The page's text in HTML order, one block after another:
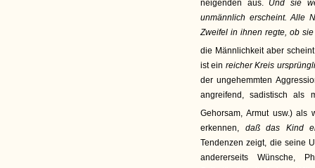
neigenden aus. Und sie
unmännlich erscheint. Alle
Zweifel in ihnen regte, ob
die Männlichkeit aber
ist ein reicher Kreis
der ungehemmten
angreifend, sadistisch als
Gehorsam, Armut usw.) als
erkennen, daß das Kind
Tendenzen zeigt, die seine
andererseits Wünsche,